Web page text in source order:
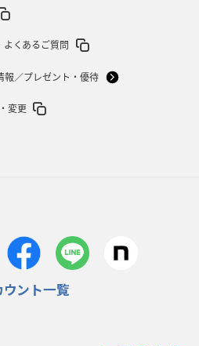
勝
ぶりV 平翔太主将「スキのないチーム
くあるご質問
報／プレゼント・優待
変更
ウント一覧